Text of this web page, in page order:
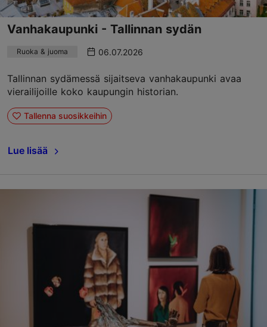
Vanhakaupunki - Tallinnan sydän
Ruoka & juoma 06.07.2026
Tallinnan sydämessä sijaitseva vanhakaupunki avaa
vierailijoille koko kaupungin historian.
Tallenna suosikkeihin
Lue lisää